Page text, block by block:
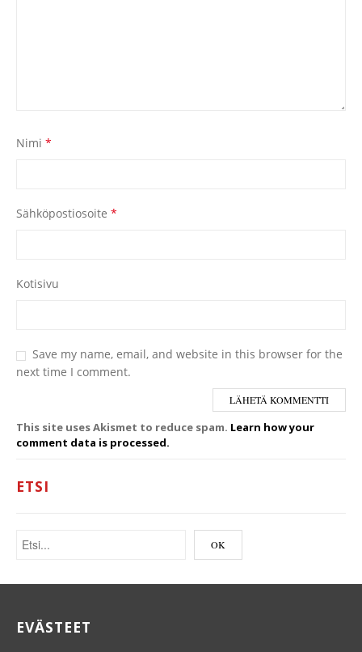
Nimi *
Sähköpostiosoite *
Kotisivu
Save my name, email, and website in this browser for the
next time I comment.
This site uses Akismet to reduce spam. Learn how your
comment data is processed.
ETSI
EVÄSTEET